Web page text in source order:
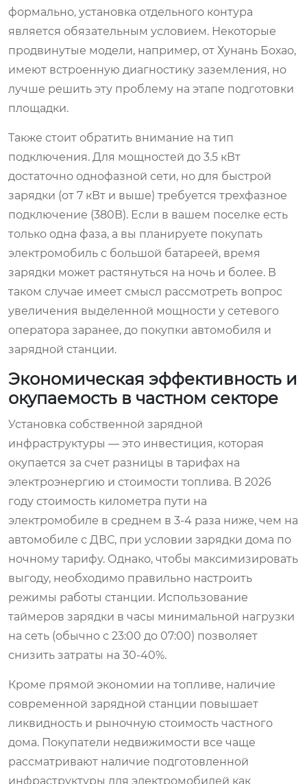
формально, установка отдельного контура
является обязательным условием. Некоторые
продвинутые модели, например, от Хунань Бохао,
имеют встроенную диагностику заземления, но
лучше решить эту проблему на этапе подготовки
площадки.
Также стоит обратить внимание на тип
подключения. Для мощностей до 3.5 кВт
достаточно однофазной сети, но для быстрой
зарядки (от 7 кВт и выше) требуется трехфазное
подключение (380В). Если в вашем поселке есть
только одна фаза, а вы планируете покупать
электромобиль с большой батареей, время
зарядки может растянуться на ночь и более. В
таком случае имеет смысл рассмотреть вопрос
увеличения выделенной мощности у сетевого
оператора заранее, до покупки автомобиля и
зарядной станции.
Экономическая эффективность и
окупаемость в частном секторе
Установка собственной зарядной
инфраструктуры — это инвестиция, которая
окупается за счет разницы в тарифах на
электроэнергию и стоимости топлива. В 2026
году стоимость километра пути на
электромобиле в среднем в 3-4 раза ниже, чем на
автомобиле с ДВС, при условии зарядки дома по
ночному тарифу. Однако, чтобы максимизировать
выгоду, необходимо правильно настроить
режимы работы станции. Использование
таймеров зарядки в часы минимальной нагрузки
на сеть (обычно с 23:00 до 07:00) позволяет
снизить затраты на 30-40%.
Кроме прямой экономии на топливе, наличие
современной зарядной станции повышает
ликвидность и рыночную стоимость частного
дома. Покупатели недвижимости все чаще
рассматривают наличие подготовленной
инфраструктуры для электромобилей как